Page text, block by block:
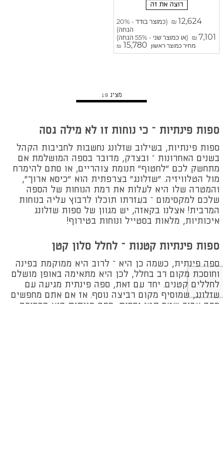
רוצה את זה
₪ 12,624
(כמוצר בודד - 20%
הנחה)
₪ 7,101 (או כמוצר שני - 55% הנחה)
מחיר כמוצר ראשון ₪ 15,780
הצג מוצרים נוספיםמציג19
ספות פינתיות – כי נוחות זו לא מילה גסה
ספות פינתיות, בשילוב שזלונג נחשבות לחביבות הקהל
בשנים האחרונות – ובצדק, מדובר בספה המושלמת אם
מתחשק לכם "לחטוף" תנומת צוהריים, או סתם להימרח
מול הטלוויזיה. "שזלונג" בצרפתית הוא "כיסא ארוך",
והמטרה שלו היא לעלות את רמת הנוחות של הספה
שלכם למקסימום – בעזרתו תוכלו לרבוץ עליה בנוחות
המרבית! אצלנו בקאזה, יש מגוון של ספות שזלונג
איכותיות, מלאות בסטייל ונוחות בטירוף!
ספות פינתיות קטנות – לחלל סלון קטן
ספה פינתית, כשמה כן היא – לרוב היא ממוקמת בפינה
וחוסכת מקום רב בחלל, לכן היא מתאימה באופן מושלם
לחללים קטנים. יחד עם זאת, ספה פינתית מגיעה עם
שזלונג, שמוסיף מקום רביצה נוסף. אז אם אתם מחפשים
ספה עבור שטח קטן יחסית, ספה פינתית היא הבחירה